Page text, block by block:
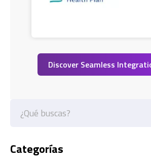
Discover Seamless
Categorías